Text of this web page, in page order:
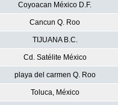
Coyoacan México D.F.
Cancun Q. Roo
TIJUANA B.C.
Cd. Satélite México
playa del carmen Q. Roo
Toluca, México